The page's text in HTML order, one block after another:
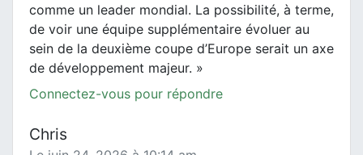
comme un leader mondial. La possibilité, à terme,
de voir une équipe supplémentaire évoluer au
sein de la deuxième coupe d’Europe serait un axe
de développement majeur. »
Connectez-vous pour répondre
Chris